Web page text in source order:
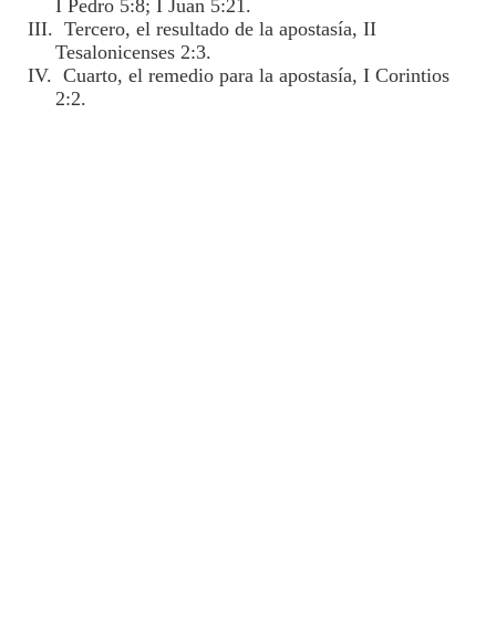
I Pedro 5:8; I Juan 5:21.
III. Tercero, el resultado de la apostasía, II
Tesalonicenses 2:3.
IV. Cuarto, el remedio para la apostasía, I Corintios
2:2.